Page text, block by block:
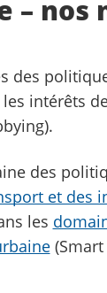
– nos
des
intérêts
des
et des
les
(Smart